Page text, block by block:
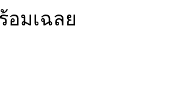
อมเฉลย